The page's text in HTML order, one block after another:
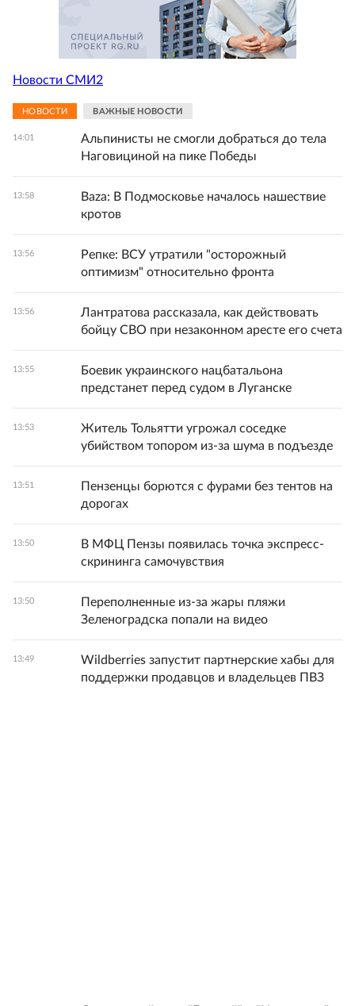
Новости СМИ2
НОВОСТИ ВАЖНЫЕ НОВОСТИ
14:01
Альпинисты не смогли добраться до тела
Наговициной на пике Победы
13:58
Baza: В Подмосковье началось нашествие
кротов
13:56
Репке: ВСУ утратили "осторожный
оптимизм" относительно фронта
13:56
Лантратова рассказала, как действовать
бойцу СВО при незаконном аресте его счета
13:55
Боевик украинского нацбатальона
предстанет перед судом в Луганске
13:53
Житель Тольятти угрожал соседке
убийством топором из-за шума в подъезде
13:51
Пензенцы борются с фурами без тентов на
дорогах
13:50
В МФЦ Пензы появилась точка экспресс-
скрининга самочувствия
13:50
Переполненные из-за жары пляжи
Зеленоградска попали на видео
13:49
Wildberries запустит партнерские хабы для
поддержки продавцов и владельцев ПВЗ